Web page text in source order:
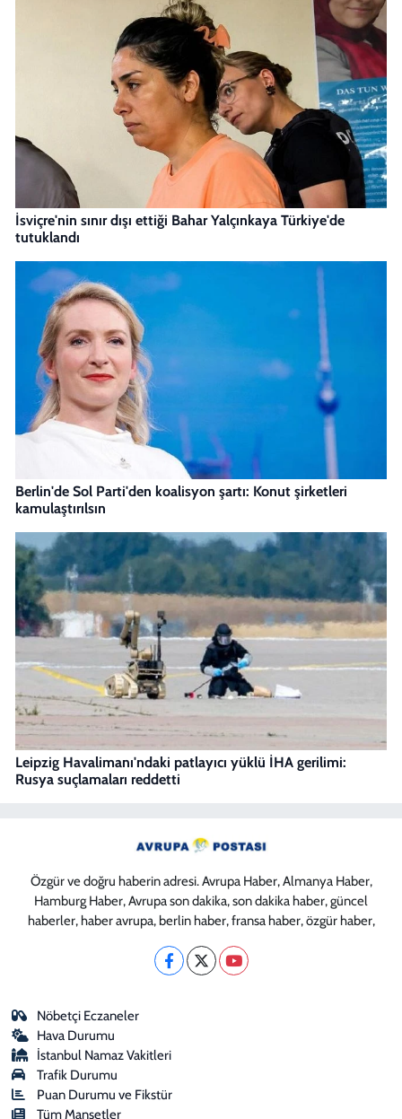
İsviçre'nin sınır dışı ettiği Bahar Yalçınkaya Türkiye'de
tutuklandı
Berlin'de Sol Parti'den koalisyon şartı: Konut şirketleri
kamulaştırılsın
Leipzig Havalimanı'ndaki patlayıcı yüklü İHA gerilimi:
Rusya suçlamaları reddetti
Özgür ve doğru haberin adresi. Avrupa Haber, Almanya Haber,
Hamburg Haber, Avrupa son dakika, son dakika haber, güncel
haberler, haber avrupa, berlin haber, fransa haber, özgür haber,
Nöbetçi Eczaneler
Hava Durumu
İstanbul Namaz Vakitleri
Trafik Durumu
Puan Durumu ve Fikstür
Tüm Manşetler